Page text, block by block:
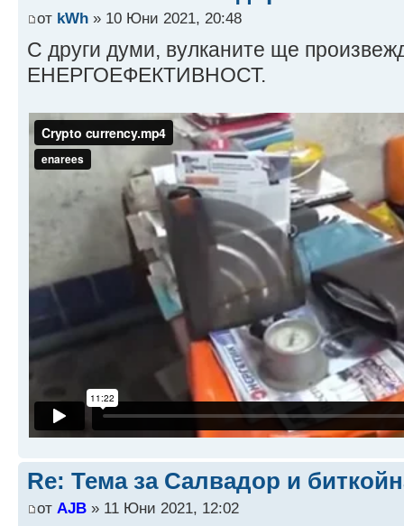
от kWh » 10 Юни 2021, 20:48
С други думи, вулканите ще
ЕНЕРГОЕФЕКТИВНОСТ.
Re: Тема за Салвадор и
от AJB » 11 Юни 2021, 12:02